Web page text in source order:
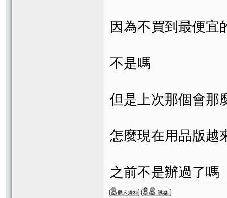
因為不買到最便宜
不是嗎
但是上次那個會
怎麼現在用品版越
之前不是辦過了